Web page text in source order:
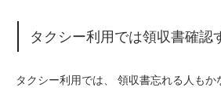
タクシー利用では領収書確認
タクシー利用では、 領収書忘れる人もか